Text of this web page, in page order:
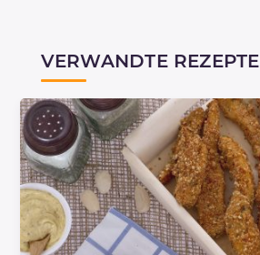
VERWANDTE REZEPTE